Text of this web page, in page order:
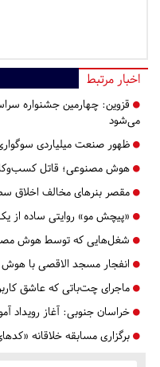
اخبار مرتبط
قزوین: چهارمین جشنواره
می‌شود
ظهور صنعت میلیاردی
هوش مصنوعی؛ قاتل
مقصر بنرهای مخالف
«پیچش مو» روایتی ساده از
شغل‌هایی که توسط هوش
انفجار مسجد الاقصی با
ماجرای چت‌باتی که عاشق
خراسان جنوبی: آغاز رویداد
برگزاری مسابقه خلاقانه